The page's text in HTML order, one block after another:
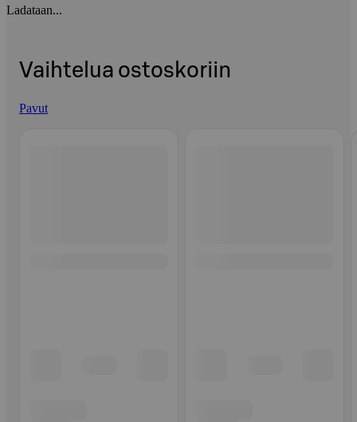
Ladataan...
Vaihtelua ostoskoriin
Pavut